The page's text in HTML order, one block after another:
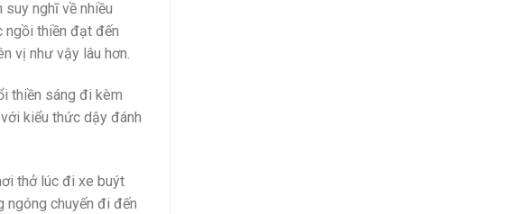
nghĩ về nhiều
ngồi thiền đạt đến
vị như vậy lâu hơn.
thiền sáng đi kèm
kiểu thức dậy đánh
thở lúc đi xe buýt
ngóng chuyến đi đến